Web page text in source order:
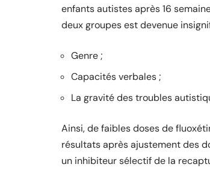
enfants autistes après 16
deux groupes est devenue
Genre ;
Capacités verbales ;
La gravité des troubles
Ainsi, de faibles doses de
résultats après ajustement des
un inhibiteur sélectif de la